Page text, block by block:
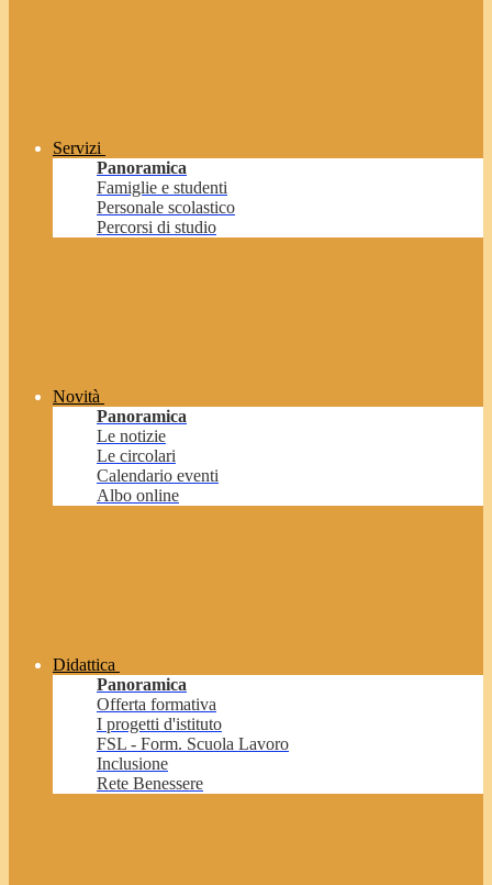
Servizi
Panoramica
Famiglie e studenti
Personale scolastico
Percorsi di studio
Novità
Panoramica
Le notizie
Le circolari
Calendario eventi
Albo online
Didattica
Panoramica
Offerta formativa
I progetti d'istituto
FSL - Form. Scuola Lavoro
Inclusione
Rete Benessere